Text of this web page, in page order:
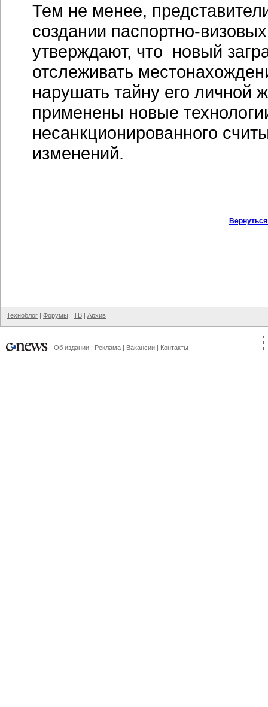
Тем не менее,
создании паспортно-
утверждают, что новый
отслеживать
нарушать тайну его личной
применены новые
несанкционированного
изменений.
Техноблог | Форумы | ТВ | Архив
Об издании | Реклама | Вакансии | Контакты